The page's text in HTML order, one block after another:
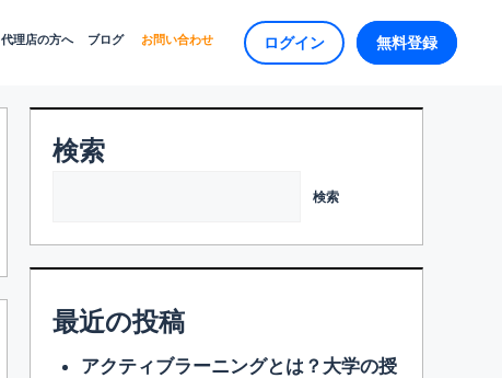
代理店の方へ ブログ お問い合わせ ログイン 無料登録
検索
検索
最近の投稿
アクティブラーニングとは？大学の授